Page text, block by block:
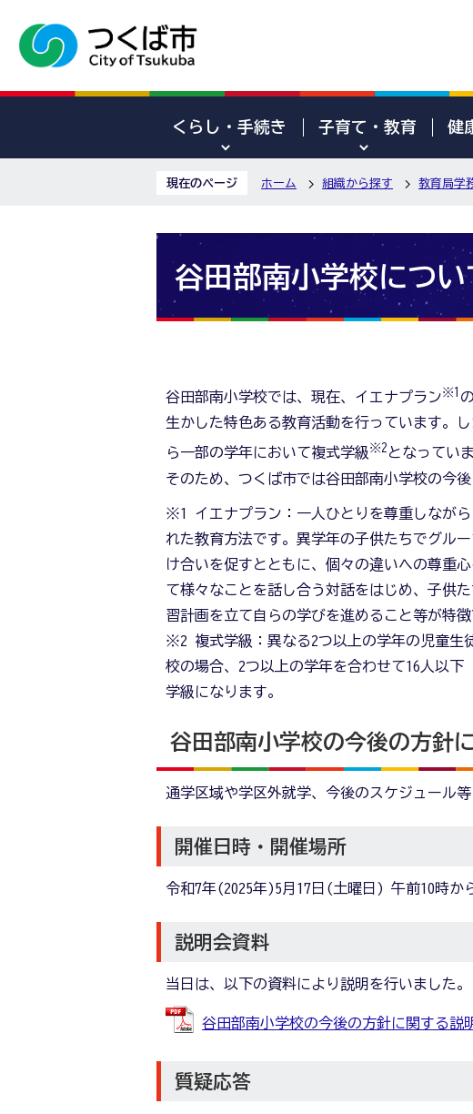
くらし・手続き 子育て・教育 健
現在のページ ホーム 組織から探す 教育局学
谷田部南小学校につい
谷田部南小学校では、現在、イエナプラン※1
生かした特色ある教育活動を行っています。
ら一部の学年において複式学級※2 となっていま
そのため、つくば市では谷田部南小学校の今
※1 イエナプラン：一人ひとりを尊重しなが
れた教育方法です。異学年の子供たちでグル
け合いを促すとともに、個々の違いへの尊重
て様々なことを話し合う対話をはじめ、子供
習計画を立て自らの学びを進めること等が特徴
※2 複式学級：異なる2つ以上の学年の児童生
校の場合、2つ以上の学年を合わせて16人以
学級になります。
谷田部南小学校の今後の方針
通学区域や学区外就学、今後のスケジュール
開催日時・開催場所
令和7年(2025年)5月17日(土曜日) 午前10時か
説明会資料
当日は、以下の資料により説明を行いました。
谷田部南小学校の今後の方針に関する
質疑応答